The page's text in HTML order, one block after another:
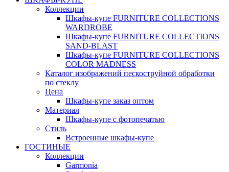
Коллекции
Шкафы-купе FURNITURE COLLECTIONS
WARDROBE
Шкафы-купе FURNITURE COLLECTIONS
SAND-BLAST
Шкафы-купе FURNITURE COLLECTIONS
COLOR MADNESS
Каталог изображений пескоструйной обработки
по стеклу
Цена
Шкафы-купе заказ оптом
Материал
Шкафы-купе с фотопечатью
Стиль
Встроенные шкафы-купе
ГОСТИНЫЕ
Коллекции
Garmonia